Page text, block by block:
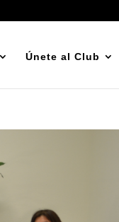
Únete al Club